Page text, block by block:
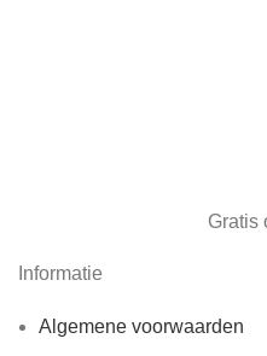
Informatie
Algemene voorwaarden